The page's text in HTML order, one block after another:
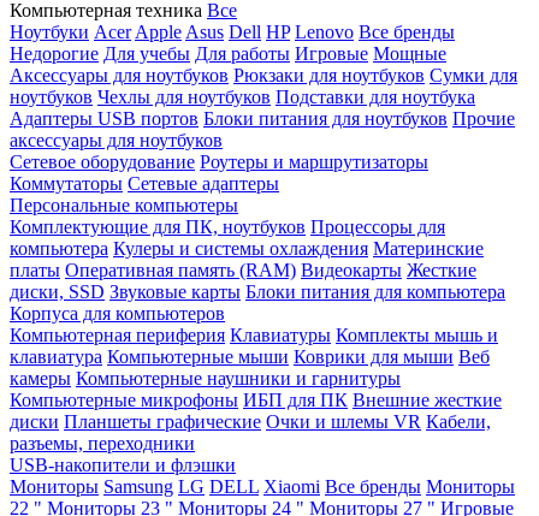
Компьютерная техника Все
Ноутбуки Acer Apple Asus Dell HP Lenovo Все бренды
Недорогие Для учебы Для работы Игровые Мощные
Аксессуары для ноутбуков Рюкзаки для ноутбуков Сумки для
ноутбуков Чехлы для ноутбуков Подставки для ноутбука
Адаптеры USB портов Блоки питания для ноутбуков Прочие
аксессуары для ноутбуков
Сетевое оборудование Роутеры и маршрутизаторы
Коммутаторы Сетевые адаптеры
Персональные компьютеры
Комплектующие для ПК, ноутбуков Процессоры для
компьютера Кулеры и системы охлаждения Материнские
платы Оперативная память (RAM) Видеокарты Жесткие
диски, SSD Звуковые карты Блоки питания для компьютера
Корпуса для компьютеров
Компьютерная периферия Клавиатуры Комплекты мышь и
клавиатура Компьютерные мыши Коврики для мыши Веб
камеры Компьютерные наушники и гарнитуры
Компьютерные микрофоны ИБП для ПК Внешние жесткие
диски Планшеты графические Очки и шлемы VR Кабели,
разъемы, переходники
USB-накопители и флэшки
Мониторы Samsung LG DELL Xiaomi Все бренды Мониторы
22 " Мониторы 23 " Мониторы 24 " Мониторы 27 " Игровые